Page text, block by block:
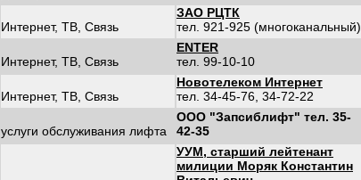
Интернет, ТВ, Связь
ЗАО РЦТК
тел. 921-925 (многоканальный)
Интернет, ТВ, Связь
ENTER
тел. 99-10-10
Интернет, ТВ, Связь
Новотелеком Интернет
тел. 34-45-76, 34-72-22
услуги обслуживания лифта
ООО "Запсиблифт" тел. 35-
42-35
УУМ, старший лейтенант
милиции Моряк Константин